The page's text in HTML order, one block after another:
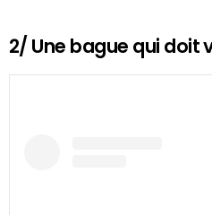
2/ Une bague qui doit